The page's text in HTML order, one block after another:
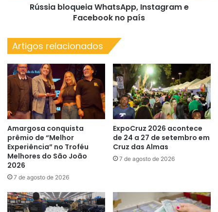
Rússia bloqueia WhatsApp, Instagram e
Facebook no país
Artigos relacionados
Amargosa conquista
prêmio de “Melhor
Experiência” no Troféu
Melhores do São João
2026
7 de agosto de 2026
ExpoCruz 2026 acontece
de 24 a 27 de setembro em
Cruz das Almas
7 de agosto de 2026